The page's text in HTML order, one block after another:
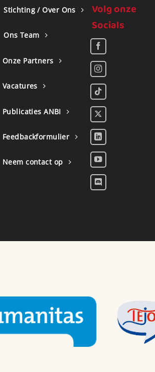
Stichting / Over Ons
Ons Team
Onze Partners
Vacatures
Publicaties ANBI
Feedbackformulier
Neem contact op
Volg onze
Socials